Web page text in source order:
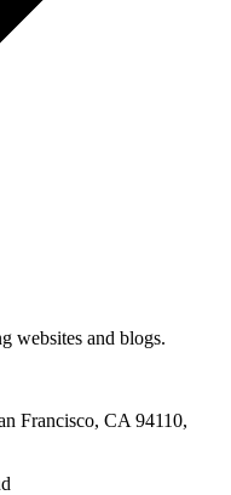
websites and blogs.
Francisco, CA 94110,